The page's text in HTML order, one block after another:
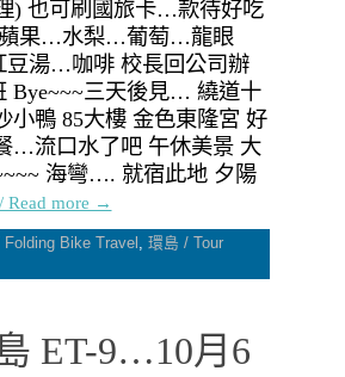
) 也可刷國旅卡…款待好吃
蘋果…水梨…葡萄…龍眼
湯…咖啡 校長回公司辦
Bye~~~三天後見… 繞道十
小鴨 85大樓 金色東隆宮 好
…流口水了吧 午休美景 大
海彎…. 就宿此地 夕陽
Read more →
Bike Travel , 環島 / Tour
ET-9…10月6